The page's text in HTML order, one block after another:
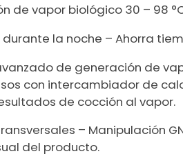
de vapor biológico 30 – 98
la noche – Ahorra
de generación de
con intercambiador de
de cocción al vapor.
– Manipulación
del producto.